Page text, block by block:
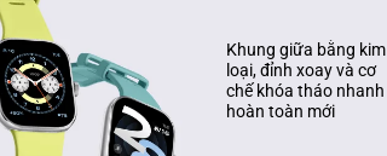
Khung giữa bằng kim
loại, đỉnh xoay và cơ
chế khóa tháo nhanh
hoàn toàn mới